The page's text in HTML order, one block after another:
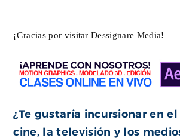
¡Gracias por visitar Dessignare Media!
¿Te gustaría incursionar en
cine, la televisión y los